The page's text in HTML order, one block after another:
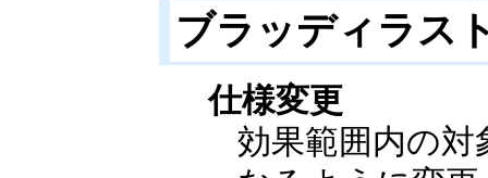
ブラッディラス
仕様変更
効果範囲内の